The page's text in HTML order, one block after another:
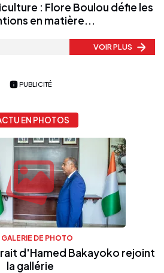
: Flore Boulou défie les
en matière...
VOIR PLUS
PUBLICITÉ
EN PHOTOS
GALERIE DE PHOTO
d'Hamed Bakayoko rejoint
la gallérie